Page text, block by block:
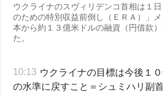
ウクライナのスヴィリデンコ首相は１
のための特別収益前倒し（ＥＲＡ）」
本から約１３億米ドルの融資（円借款
た。
10:13 ウクライナの目標は今後１
の水準に戻すこと＝シュミハリ副